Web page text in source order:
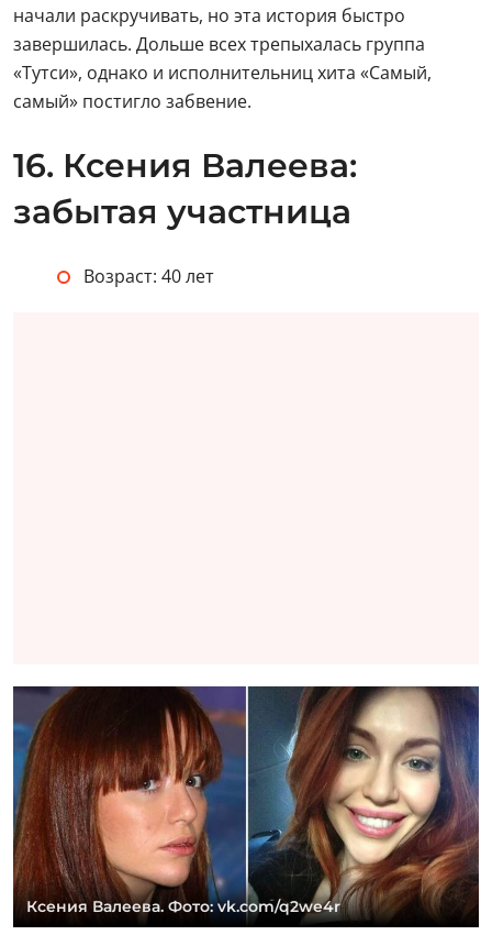
начали раскручивать, но эта история быстро
завершилась. Дольше всех трепыхалась группа
«Тутси», однако и исполнительниц хита «Самый,
самый» постигло забвение.
16. Ксения Валеева:
забытая участница
Возраст: 40 лет
Ксения Валеева. Фото: vk.com/q2we4r